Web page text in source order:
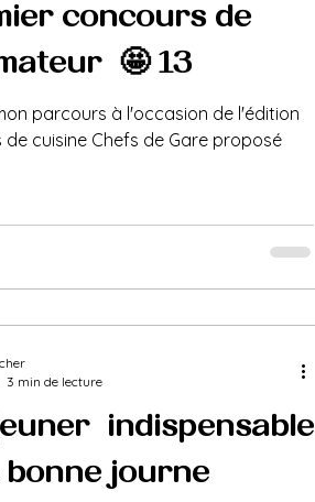
concours de
! 🤩 (1/3)
parcours à l'occasion de l'édition
de cuisine Chefs de Gare proposé
: indispensable
journée ?
3 min de lecture